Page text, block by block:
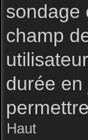
sondage
champ
durée
Haut